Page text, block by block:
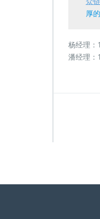
厚
杨经理：
潘经理：